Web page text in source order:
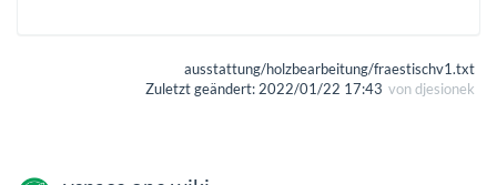
ausstattung/holzbearbeitung/fraestischv1.txt
Zuletzt geändert: 2022/01/22 17:43 vondjesionek